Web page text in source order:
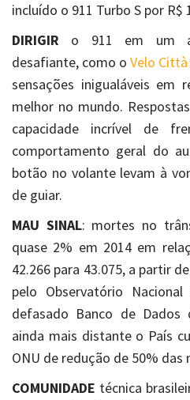
incluído o 911 Turbo S por R$
DIRIGIR o 911 em um
desafiante, como oVelo Città
sensações inigualáveis em
melhor no mundo.
capacidade incrível de
comportamento geral do
botão no volante levam à
de guiar.
MAU SINAL: mortes no
quase 2% em 2014 em
42.266 para 43.075, a partir
pelo Observatório
defasado Banco de Dados
ainda mais distante o País
ONU de redução de 50%
COMUNIDADE técnica